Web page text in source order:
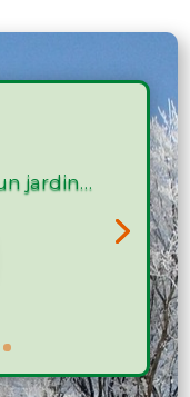
jardin…